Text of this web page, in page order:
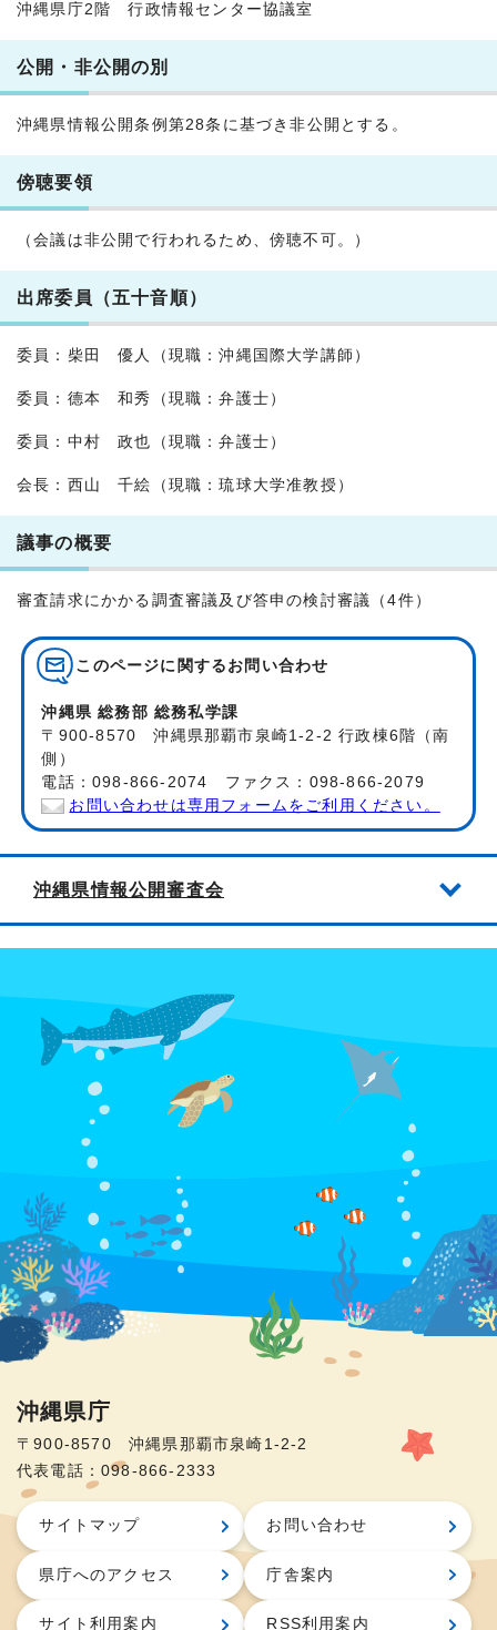
沖縄県庁2階 行政情報センター協議室
公開・非公開の別
沖縄県情報公開条例第28条に基づき非公開とする。
傍聴要領
（会議は非公開で行われるため、傍聴不可。）
出席委員（五十音順）
委員：柴田 優人（現職：沖縄国際大学講師）
委員：德本 和秀（現職：弁護士）
委員：中村 政也（現職：弁護士）
会長：西山 千絵（現職：琉球大学准教授）
議事の概要
審査請求にかかる調査審議及び答申の検討審議（4件）
このページに関する お問い合わせ
沖縄県 総務部 総務私学課
〒900-8570 沖縄県那覇市泉崎1-2-2 行政棟6階（南
側）
電話：098-866-2074 ファクス：098-866-2079
お問い合わせは専用フォームをご利用ください。
沖縄県情報公開審査会
沖縄県庁
〒900-8570 沖縄県那覇市泉崎1-2-2
代表電話：098-866-2333
サイトマップ お問い合わせ
県庁へのアクセス 庁舎案内
サイト利用案内 RSS利用案内